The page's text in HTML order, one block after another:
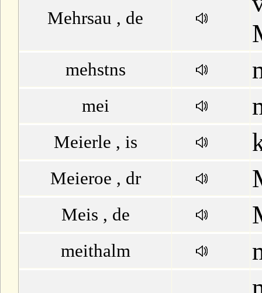
Mehrsau , de
mehstns
mei
Meierle , is
Meieroe , dr
Meis , de
meithalm